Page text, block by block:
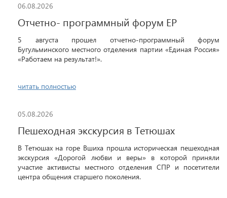
06.08.2026
Отчетно- программный форум ЕР
5 августа прошел отчетно-программный форум
Бугульминского местного отделения партии «Единая Россия»
«Работаем на результат!».
читать полностью
05.08.2026
Пешеходная экскурсия в Тетюшах
В Тетюшах на горе Вшиха прошла историческая пешеходная
экскурсия «Дорогой любви и веры» в которой приняли
участие активисты местного отделения СПР и посетители
центра общения старшего поколения.